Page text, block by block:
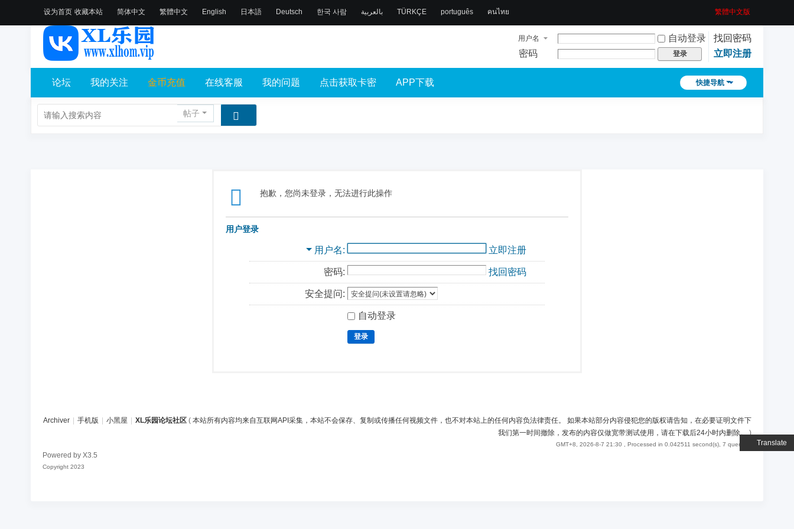
设为首页 收藏本站
Translate
简体中文 繁體中文 English 日本語 Deutsch 한국 사람 بالعربية TÜRKÇE português คนไทย 繁體中文版
用户名 自动登录
找回密码
密码
登录 立即注册
快捷导航
论坛 我的关注 金币充值 在线客服 我的问题 点击获取卡密 APP下载
帖子
抱歉，您尚未登录，无法进行此操作
用户登录
用户名 立即注册
密码: 找回密码
安全提问:
自动登录
登录
Archiver 手机版 小黑屋 XL乐园论坛社区 ( 本站所有内容均来自互联网API采集，本站不会保存、复制或传播任何视频文件，也不对本站上的任何内容负法律责任。 如果本站部分内容侵犯您的版权请告知，在必要证明文件下
我们第一时间撤除，发布的内容仅做宽带测试使用，请在下载后24小时内删除。)
GMT+8, 2026-8-7 21:30 , Processed in 0.042511 second(s), 7 queries .
Powered by X3.5
Copyright 2023